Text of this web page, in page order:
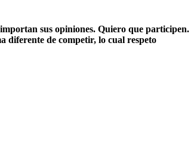
sus opiniones. Quiero que participen.
diferente de competir, lo cual respeto